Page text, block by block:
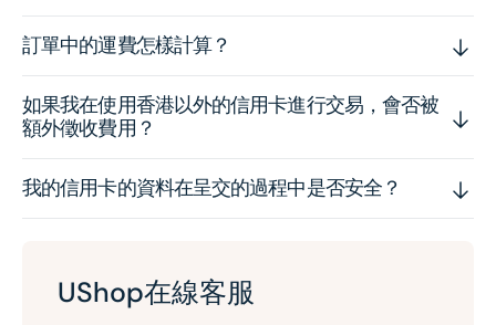
訂單中的運費怎樣計算？
如果我在使用香港以外的信用卡進行交易，會否被
額外徵收費用？
我的信用卡的資料在呈交的過程中是否安全？
UShop在線客服